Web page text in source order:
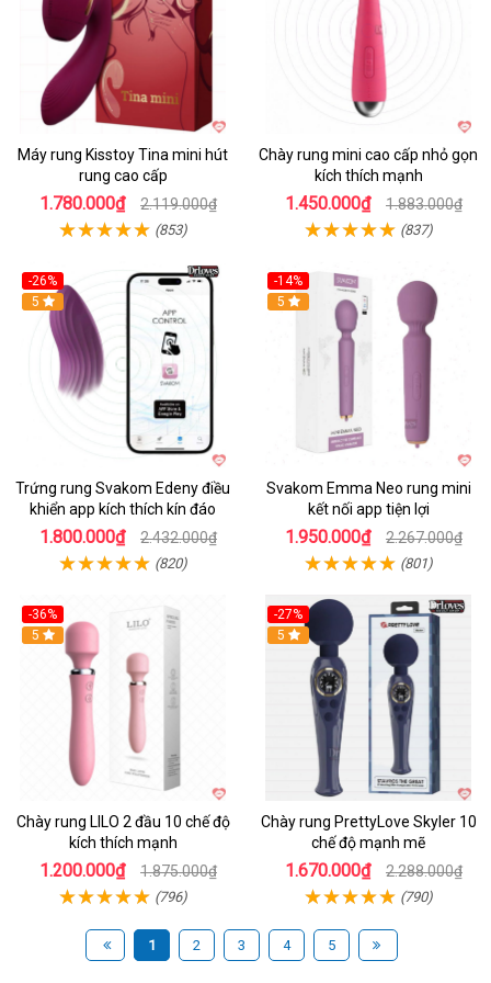
Máy rung Kisstoy Tina mini hút
rung cao cấp
1.780.000₫ 2.119.000₫
(853)
Chày rung mini cao cấp nhỏ gọn
kích thích mạnh
1.450.000₫ 1.883.000₫
(837)
-26%
Hot
5
Trứng rung Svakom Edeny điều
khiển app kích thích kín đáo
1.800.000₫ 2.432.000₫
(820)
-14%
Hot
5
Svakom Emma Neo rung mini
kết nối app tiện lợi
1.950.000₫ 2.267.000₫
(801)
-36%
Hot
5
Chày rung LILO 2 đầu 10 chế độ
kích thích mạnh
1.200.000₫ 1.875.000₫
(796)
-27%
Hot
5
Chày rung PrettyLove Skyler 10
chế độ mạnh mẽ
1.670.000₫ 2.288.000₫
(790)
1 2 3 4 5